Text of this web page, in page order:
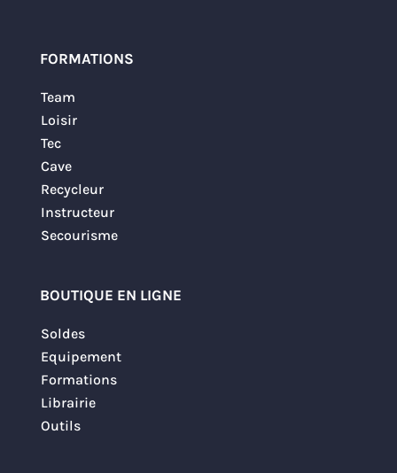
FORMATIONS
Team
Loisir
Tec
Cave
Recycleur
Instructeur
Secourisme
BOUTIQUE EN LIGNE
Soldes
Equipement
Formations
Librairie
Outils